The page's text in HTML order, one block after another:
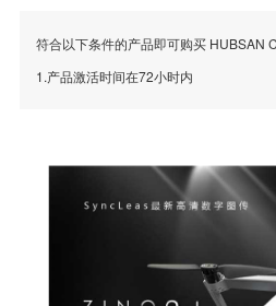
符合以下条件的产品即可购买 HUBSAN
1.产品激活时间在72小时内